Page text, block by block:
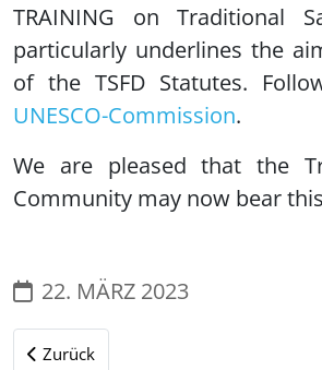
TRAINING on Traditional
particularly underlines the
of the TSFD Statutes.
UNESCO-Commission.
We are pleased that the
Community may now bear
22. MÄRZ 2023
Vorheriger Beitrag: Aktuelles aus
Zurück